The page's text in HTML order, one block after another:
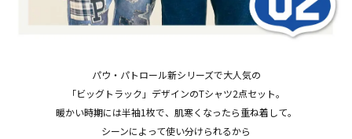
パウ・パトロール新シリーズで大人気の
「ビッグトラック」デザインのTシャツ2点セット。
暖かい時期には半袖1枚で、肌寒くなったら重ね着して。
シーンによって使い分けられるから